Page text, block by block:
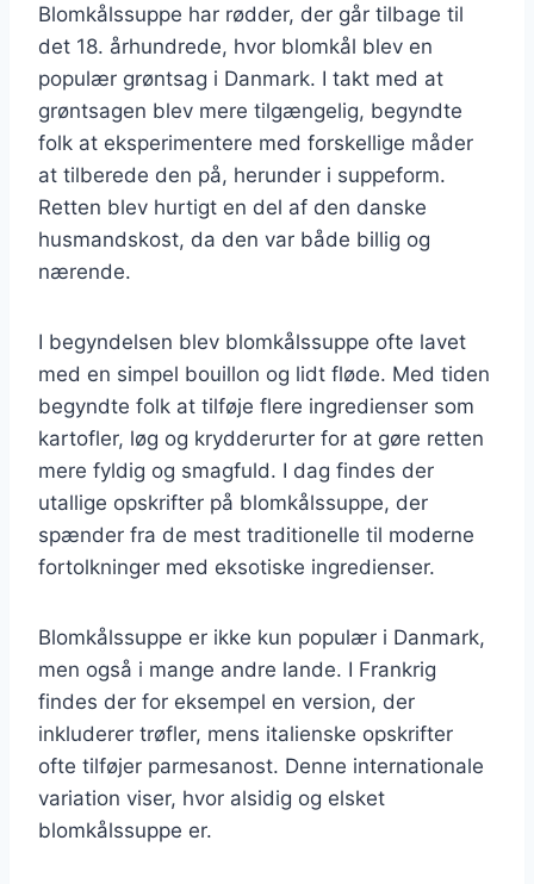
Blomkålssuppe har rødder, der går tilbage til
det 18. århundrede, hvor blomkål blev en
populær grøntsag i Danmark. I takt med at
grøntsagen blev mere tilgængelig, begyndte
folk at eksperimentere med forskellige måder
at tilberede den på, herunder i suppeform.
Retten blev hurtigt en del af den danske
husmandskost, da den var både billig og
nærende.
I begyndelsen blev blomkålssuppe ofte lavet
med en simpel bouillon og lidt fløde. Med tiden
begyndte folk at tilføje flere ingredienser som
kartofler, løg og krydderurter for at gøre retten
mere fyldig og smagfuld. I dag findes der
utallige opskrifter på blomkålssuppe, der
spænder fra de mest traditionelle til moderne
fortolkninger med eksotiske ingredienser.
Blomkålssuppe er ikke kun populær i Danmark,
men også i mange andre lande. I Frankrig
findes der for eksempel en version, der
inkluderer trøfler, mens italienske opskrifter
ofte tilføjer parmesanost. Denne internationale
variation viser, hvor alsidig og elsket
blomkålssuppe er.